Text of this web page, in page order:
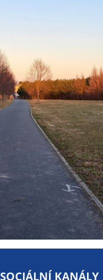
SOCIÁLNÍ KANÁLY
údaje. Pokud
nevyjádříte
souhlas, nebudete
příjemcem obsahů
a reklam
přizpůsobených
Vašim zájmům.